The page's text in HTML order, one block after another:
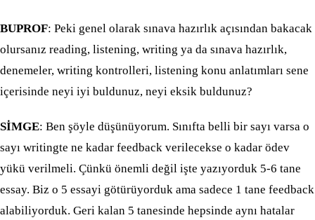
BUPROF: Peki genel olarak sınava hazırlık açısından bakacak
olursanız reading, listening, writing ya da sınava hazırlık,
denemeler, writing kontrolleri, listening konu anlatımları sene
içerisinde neyi iyi buldunuz, neyi eksik buldunuz?
SİMGE: Ben şöyle düşünüyorum. Sınıfta belli bir sayı varsa o
sayı writingte ne kadar feedback verilecekse o kadar ödev
yükü verilmeli. Çünkü önemli değil işte yazıyorduk 5-6 tane
essay. Biz o 5 essayi götürüyorduk ama sadece 1 tane feedback
alabiliyorduk. Geri kalan 5 tanesinde hepsinde aynı hatalar